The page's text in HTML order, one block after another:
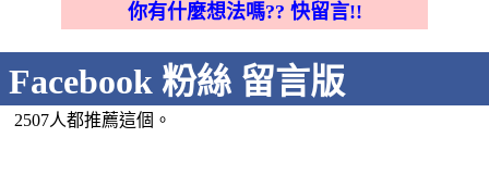
你有什麼想法嗎?? 快留言!!
Facebook 粉絲 留言版
2507人都推薦這個。